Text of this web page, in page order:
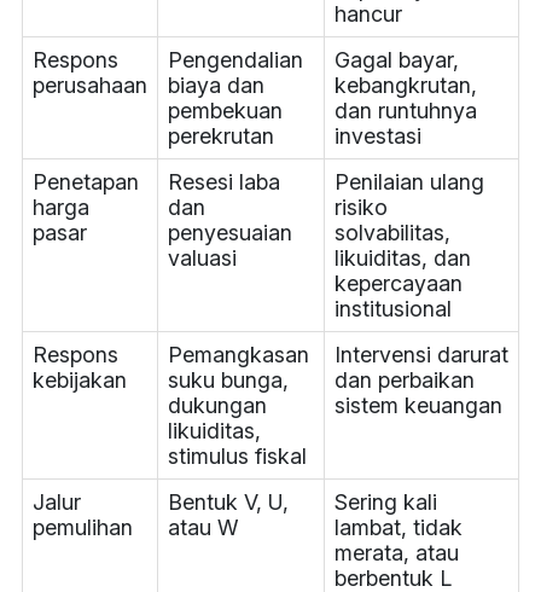
hancur
Respons
perusahaan
Pengendalian
biaya dan
pembekuan
perekrutan
Gagal bayar,
kebangkrutan,
dan runtuhnya
investasi
Penetapan
harga
pasar
Resesi laba
dan
penyesuaian
valuasi
Penilaian ulang
risiko
solvabilitas,
likuiditas, dan
kepercayaan
institusional
Respons
kebijakan
Pemangkasan
suku bunga,
dukungan
likuiditas,
stimulus fiskal
Intervensi darurat
dan perbaikan
sistem keuangan
Jalur
pemulihan
Bentuk V, U,
atau W
Sering kali
lambat, tidak
merata, atau
berbentuk L